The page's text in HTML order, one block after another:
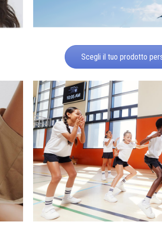
Scegli il tuo prodotto